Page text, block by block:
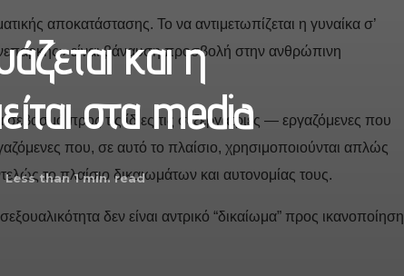
και η
στα media
Less than 1min. read
αποκατάστασης. Το να αντιμετωπίζεται η γυναίκα σ’
είναι βάναυση προσβολή στην ανθρώπινη
προς τις ίδιες τις σεξεργάτριες — εργαζόμενες που
που, σε αυτό το πλαίσιο, χρησιμοποιούνται απλώς
το πλαίσιο δικαιωμάτων και αυτονομίας τους.
δεν είναι αντρικό “δικαίωμα” προς ικανοποίηση